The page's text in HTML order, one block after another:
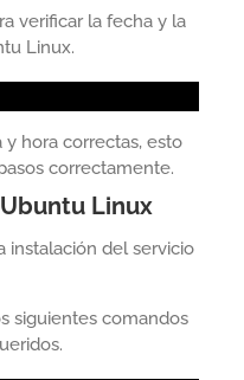
verificar la fecha y la
Linux.
hora correctas, esto
correctamente.
Linux
instalación del servicio
siguientes comandos